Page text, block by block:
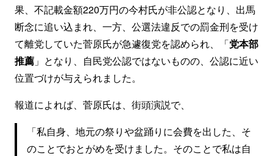
果、不記載金額220万円の今村氏が非公認となり、出馬
断念に追い込まれ、一方、公選法違反での罰金刑を受け
て離党していた菅原氏が急遽復党を認められ、「党本部
推薦 」となり、自民党公認ではないものの、公認に近い
位置づけが与えられました。
報道によれば、菅原氏は、街頭演説で、
「私自身、地元の祭りや盆踊りに会費を出した、そ
のことでおとがめを受けました。そのことで私は自